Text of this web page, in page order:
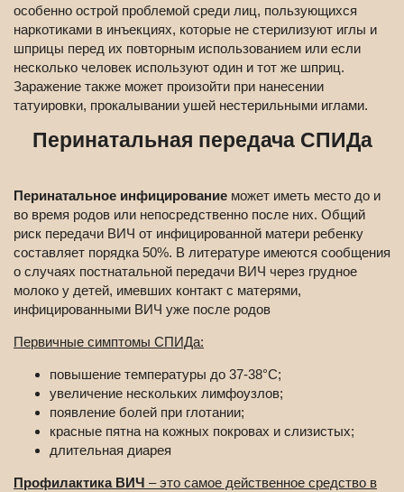
особенно острой проблемой среди лиц, пользующихся
наркотиками в инъекциях, которые не стерилизуют иглы и
шприцы перед их повторным использованием или если
несколько человек используют один и тот же шприц.
Заражение также может произойти при нанесении
татуировки, прокалывании ушей нестерильными иглами.
Перинатальная передача СПИДа
Перинатальное инфицирование может иметь место до и
во время родов или непосредственно после них. Общий
риск передачи ВИЧ от инфицированной матери ребенку
составляет порядка 50%. В литературе имеются сообщения
о случаях постнатальной передачи ВИЧ через грудное
молоко у детей, имевших контакт с матерями,
инфицированными ВИЧ уже после родов
Первичные симптомы СПИДа:
повышение температуры до 37-38°С;
увеличение нескольких лимфоузлов;
появление болей при глотании;
красные пятна на кожных покровах и слизистых;
длительная диарея
Профилактика ВИЧ – это самое действенное средство в